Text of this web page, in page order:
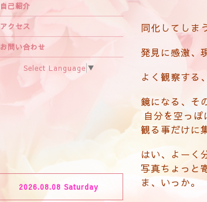
同化してしま
発見に感激、
よく観察する
鏡になる、そ
自分を空っぽ
観る事だけに
はい、よーく
写真ちょっと
ま、いっか。
自己紹介
アクセス
お問い合わせ
Select Language ▼
2026.08.08 Saturday